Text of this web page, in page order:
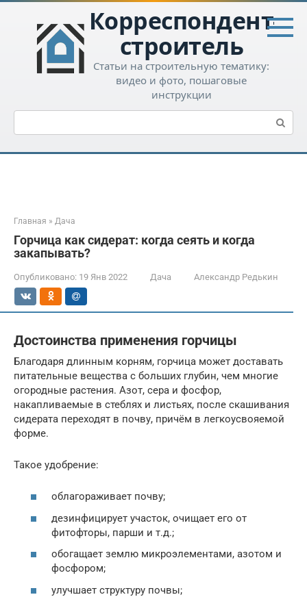
Перейти
контенту
Корреспондент-
строитель
Статьи на строительную тематику:
видео и фото, пошаговые
инструкции
Поиск:
Главная » Дача
Горчица как сидерат: когда сеять и когда
закапывать?
Опубликовано: 19 Янв 2022 Дача Александр Редькин
Достоинства применения горчицы
Благодаря длинным корням, горчица может доставать
питательные вещества с больших глубин, чем многие
огородные растения. Азот, сера и фосфор,
накапливаемые в стеблях и листьях, после скашивания
сидерата переходят в почву, причём в легкоусвояемой
форме.
Такое удобрение:
облагораживает почву;
дезинфицирует участок, очищает его от
фитофторы, парши и т.д.;
обогащает землю микроэлементами, азотом и
фосфором;
улучшает структуру почвы;